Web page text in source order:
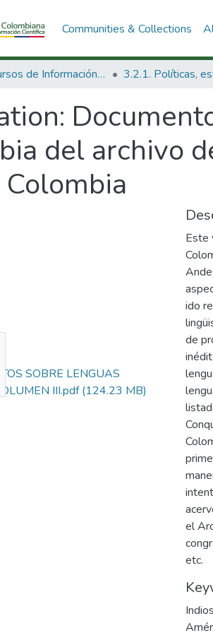
Communities & Collections
3. Recursos de Información Científica y Tecnológica
del archivo
SOBRE LENGUAS
III.pdf(124.23 MB)
Este
ido
de
el
etc.